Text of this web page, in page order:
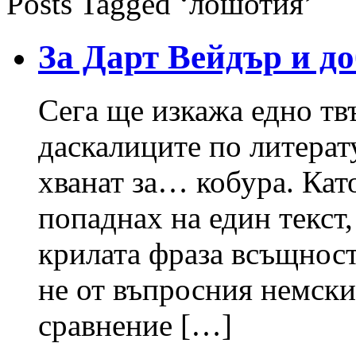
За Дарт Вейдър и
Сега ще изкажа едно
даскалиците по
хванат за… кобура.
попаднах на един
крилата фраза
не от въпросния
сравнение […]